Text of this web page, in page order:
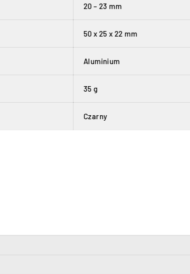
20 – 23 mm
50 x 25 x 22 mm
Aluminium
35 g
Czarny